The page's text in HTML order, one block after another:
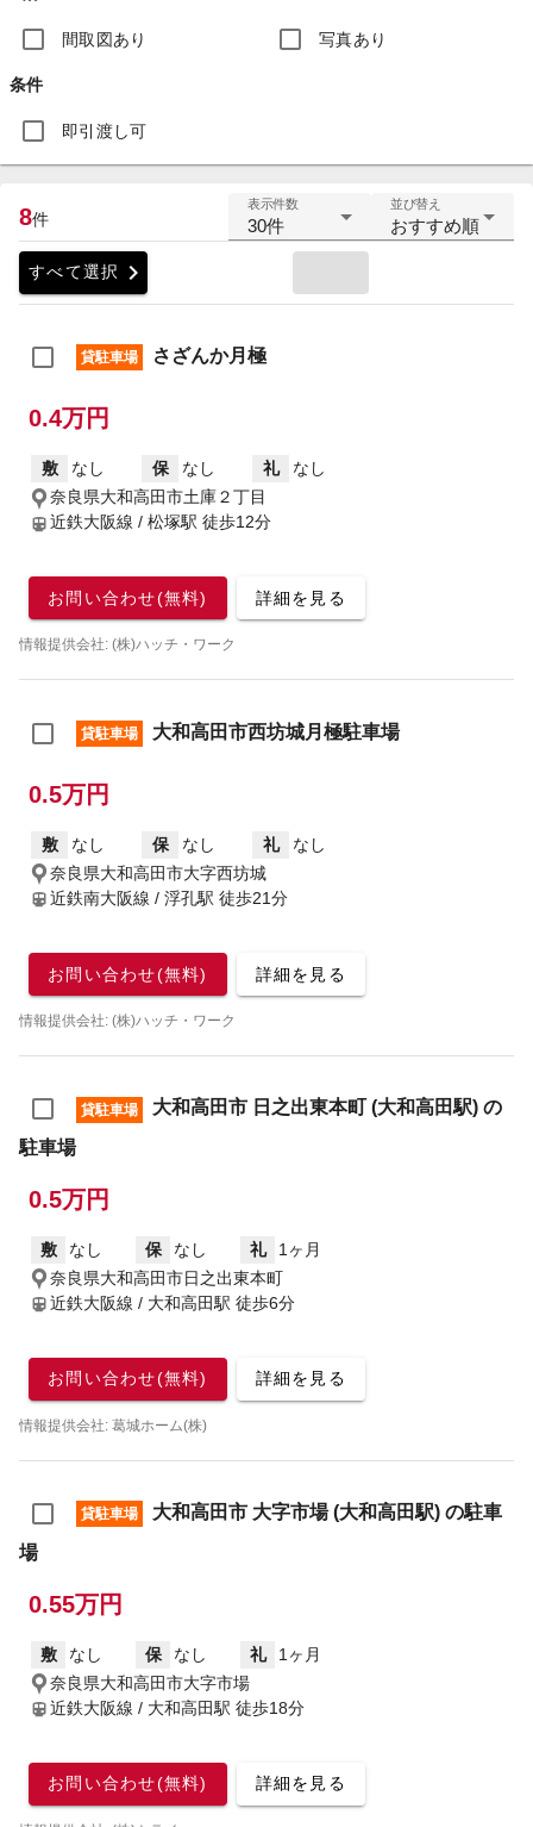
間取図あり 写真あり
条件
即引渡し可
8件
表示件数
30件
並び替え
おすすめ順
すべて選択 chevron_right
貸駐車場 さざんか月極
0.4万円
敷 なし 保 なし 礼
なし
奈良県大和高田市土庫２丁目
近鉄大阪線 / 松塚駅 徒歩12分
お問い合わせ(無料) 詳細を見る
情報提供会社: (株)ハッチ・ワーク
貸駐車場 大和高田市西坊城月極駐車場
0.5万円
敷 なし 保 なし 礼
なし
奈良県大和高田市大字西坊城
近鉄南大阪線 / 浮孔駅 徒歩21分
お問い合わせ(無料) 詳細を見る
情報提供会社: (株)ハッチ・ワーク
貸駐車場
大和高田市 日之出東本町 (大和高田駅) の
駐車場
0.5万円
敷 なし 保 なし 礼
1ヶ月
奈良県大和高田市日之出東本町
近鉄大阪線 / 大和高田駅 徒歩6分
お問い合わせ(無料) 詳細を見る
情報提供会社: 葛城ホーム(株)
貸駐車場
大和高田市 大字市場 (大和高田駅) の駐車
場
0.55万円
敷 なし 保 なし 礼
1ヶ月
奈良県大和高田市大字市場
近鉄大阪線 / 大和高田駅 徒歩18分
お問い合わせ(無料) 詳細を見る